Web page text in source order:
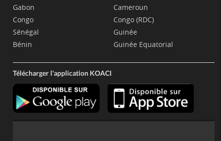
Gabon
Congo
Sénégal
Bénin
Cameroun
Congo (RDC)
Guinée
Guinée Equatorial
Télécharger l'application KOACI